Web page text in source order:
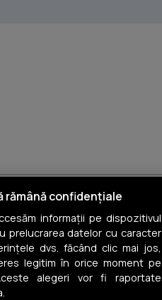
rămână confidențiale
informații pe dispozitivul
prelucrarea datelor cu caracter
dvs. făcând clic mai jos,
legitim în orice moment pe
alegeri vor fi raportate